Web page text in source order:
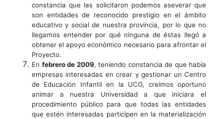
constancia que las solicitaron podemos aseverar que
son entidades de reconocido prestigio en el ámbito
educativo y social de nuestra provincia, por lo que no
llegamos entender por qué ninguna de éstas llegó a
obtener el apoyo económico necesario para afrontar el
Proyecto.
En febrero de 2009, teniendo constancia de que había
empresas interesadas en crear y gestionar un Centro
de Educación Infantil en la UCO, creímos oportuno
animar a nuestra Universidad a que iniciara el
procedimiento público para que todas las entidades
que estén interesadas participen en la materialización